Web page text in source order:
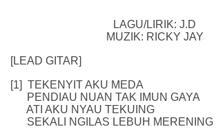
LAGU/LIRIK: J.D
MUZIK: RICKY JAY
[LEAD GITAR]
[1] TEKENYIT AKU MEDA
PENDIAU NUAN TAK IMUN GAYA
ATI AKU NYAU TEKUING
SEKALI NGILAS LEBUH MERENING